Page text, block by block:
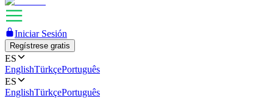
Iniciar Sesión
Regístrese gratis
ES
EnglishTürkçePortuguês
ES
EnglishTürkçePortuguês